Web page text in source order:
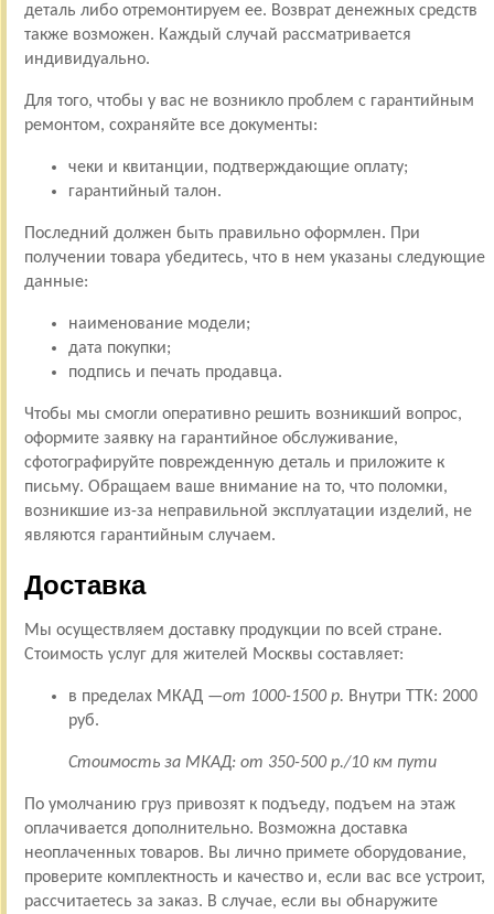
деталь либо отремонтируем ее. Возврат денежных средств
также возможен. Каждый случай рассматривается
индивидуально.
Для того, чтобы у вас не возникло проблем с гарантийным
ремонтом, сохраняйте все документы:
чеки и квитанции, подтверждающие оплату;
гарантийный талон.
Последний должен быть правильно оформлен. При
получении товара убедитесь, что в нем указаны следующие
данные:
наименование модели;
дата покупки;
подпись и печать продавца.
Чтобы мы смогли оперативно решить возникший вопрос,
оформите заявку на гарантийное обслуживание,
сфотографируйте поврежденную деталь и приложите к
письму. Обращаем ваше внимание на то, что поломки,
возникшие из-за неправильной эксплуатации изделий, не
являются гарантийным случаем.
Доставка
Мы осуществляем доставку продукции по всей стране.
Стоимость услуг для жителей Москвы составляет:
в пределах МКАД —от 1000-1500 р. Внутри ТТК: 2000
руб.
Стоимость за МКАД: от 350-500 р./10 км пути
По умолчанию груз привозят к подъеду, подъем на этаж
оплачивается дополнительно. Возможна доставка
неоплаченных товаров. Вы лично примете оборудование,
проверите комплектность и качество и, если вас все устроит,
рассчитаетесь за заказ. В случае, если вы обнаружите